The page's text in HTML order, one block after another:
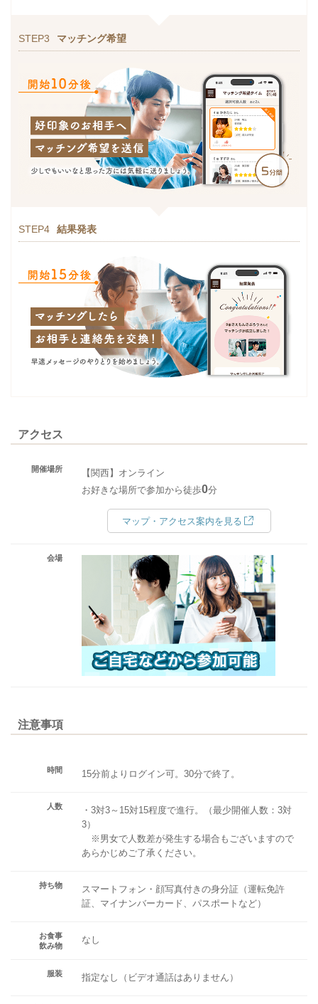
STEP3 マッチング希望
STEP4 結果発表
アクセス
開催場所
【関西】オンライン
お好きな場所で参加から徒歩0分
マップ・アクセス案内を見る
会場
注意事項
時間 15分前よりログイン可。30分で終了。
人数
・3対3～15対15程度で進行。（最少開催人数：3対
3）
※男女で人数差が発生する場合もございますので
あらかじめご了承ください。
持ち物
スマートフォン・顔写真付きの身分証（運転免許
証、マイナンバーカード、パスポートなど）
お食事
飲み物
なし
服装 指定なし（ビデオ通話はありません）